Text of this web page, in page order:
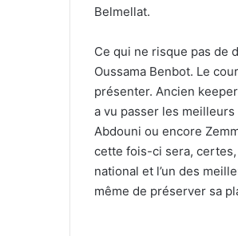
Belmellat.
Ce qui ne risque pas de
Oussama Benbot. Le
présenter. Ancien
a vu passer les meilleurs
Abdouni ou encore
cette fois-ci sera,
national et l’un des
même de préserver sa